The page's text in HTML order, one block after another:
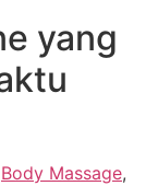
yang
Body Massage,